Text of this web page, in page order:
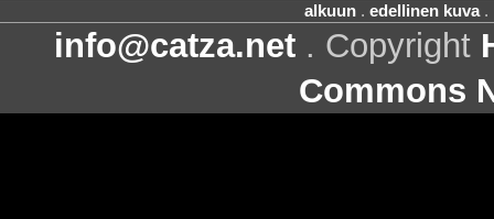
alkuun. edellinen kuva.
info@catza.net . Copyright
Commons